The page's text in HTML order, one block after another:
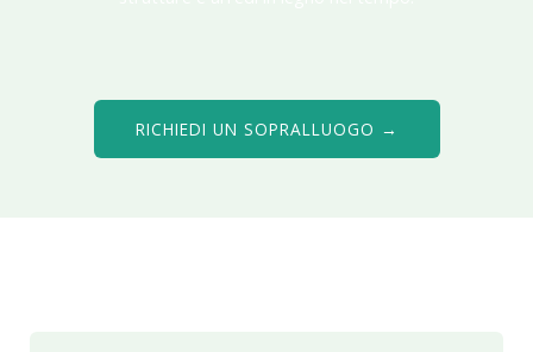
RICHIEDI UN SOPRALLUOGO →